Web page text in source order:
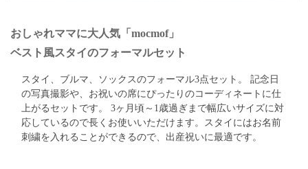
おしゃれママに大人気「mocmof」
ベスト風スタイのフォーマルセット
スタイ、ブルマ、ソックスのフォーマル3点セット。 記念日
の写真撮影や、お祝いの席にぴったりのコーディネートに仕
上がるセットです。 3ヶ月頃～1歳過ぎまで幅広いサイズに対
応しているので長くお使いいただけます。スタイにはお名前
刺繍を入れることができるので、出産祝いに最適です。